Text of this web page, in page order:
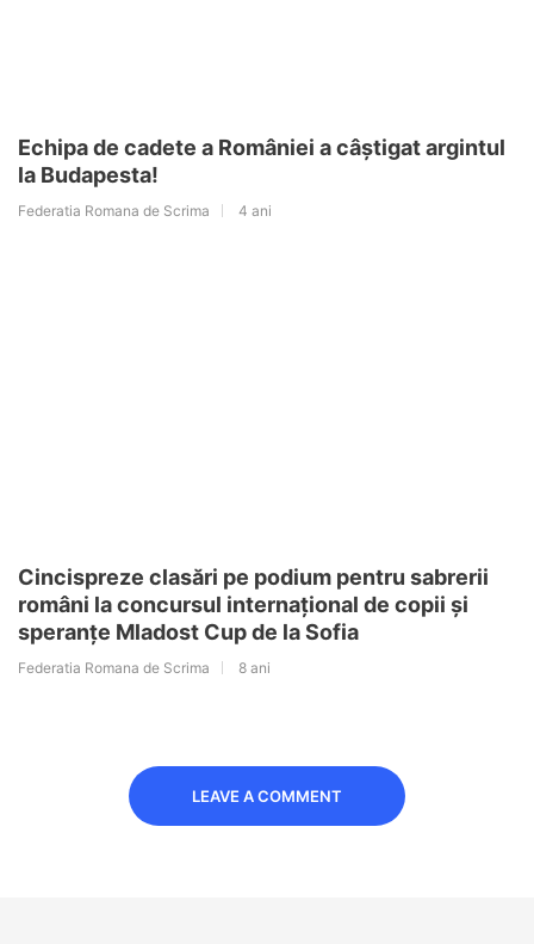
Echipa de cadete a României a câștigat argintul
la Budapesta!
Federatia Romana de Scrima 4 ani
Cincispreze clasări pe podium pentru sabrerii
români la concursul internațional de copii și
speranțe Mladost Cup de la Sofia
Federatia Romana de Scrima 8 ani
LEAVE A COMMENT